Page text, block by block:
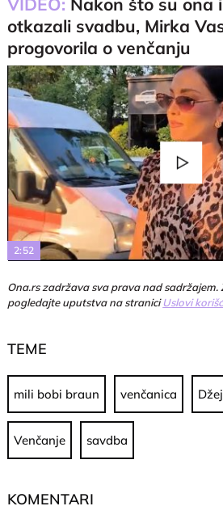
otkazali svadbu, Mirka
progovorila o venčanju
2:52
Ona.rs zadržava sva prava nad
pogledajte uputstva na straniciUslovi
TEME
mili bobi braun venčanica
Venčanje savdba
KOMENTARI